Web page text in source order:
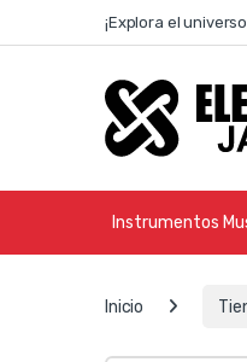
Skip to navigation
Skip to content¡Explora el
Instrumentos
Inicio